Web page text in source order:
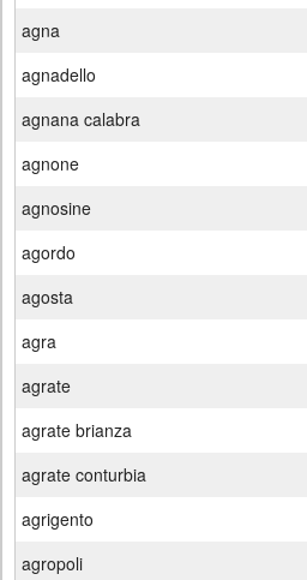
agna
agnadello
agnana calabra
agnone
agnosine
agordo
agosta
agra
agrate
agrate brianza
agrate conturbia
agrigento
agropoli